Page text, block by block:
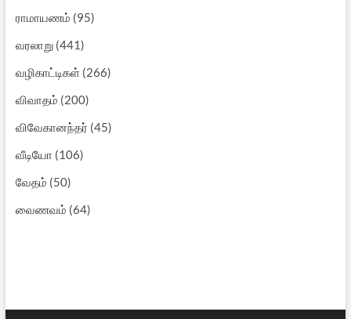
ராமாயணம் (95)
வரலாறு(441)
வழிகாட்டிகள்(266)
விவாதம் (200)
விவேகானந்தர் (45)
வீடியோ (106)
வேதம் (50)
வைணவம் (64)